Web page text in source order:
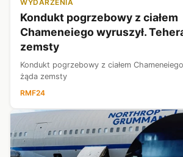
WYDARZENIA
Kondukt pogrzebowy z ciałem
Chameneiego wyruszył.
zemsty
Kondukt pogrzebowy z ciałem
żąda zemsty
RMF24